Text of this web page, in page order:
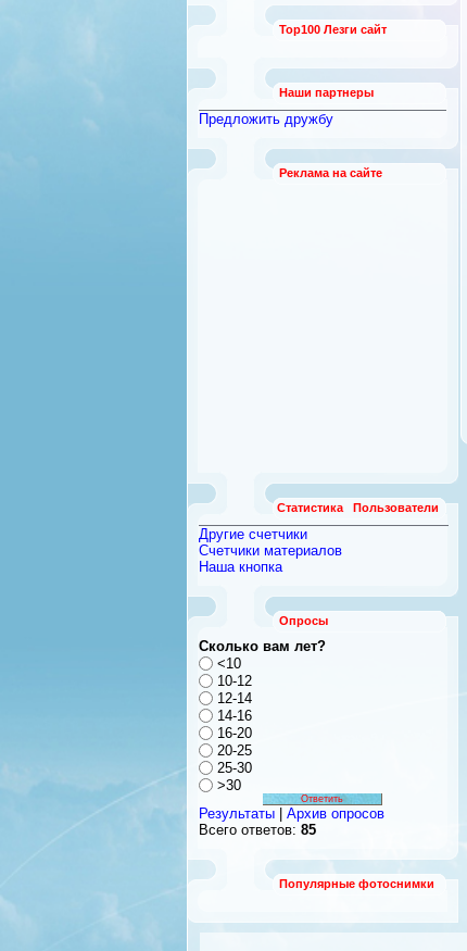
Безопасность и охрана
Бытовая техникаTop100 Лезги сайт
Наши партнеры
Предложить дружбу
Реклама на сайте
Статистика Пользователи
Другие счетчики
Счетчики материалов
Наша кнопка
Опросы
Сколько вам лет?
<10
10-12
12-14
14-16
16-20
20-25
25-30
>30
Результаты
Архив опросов
Всего ответов: 85
Популярные фотоснимки